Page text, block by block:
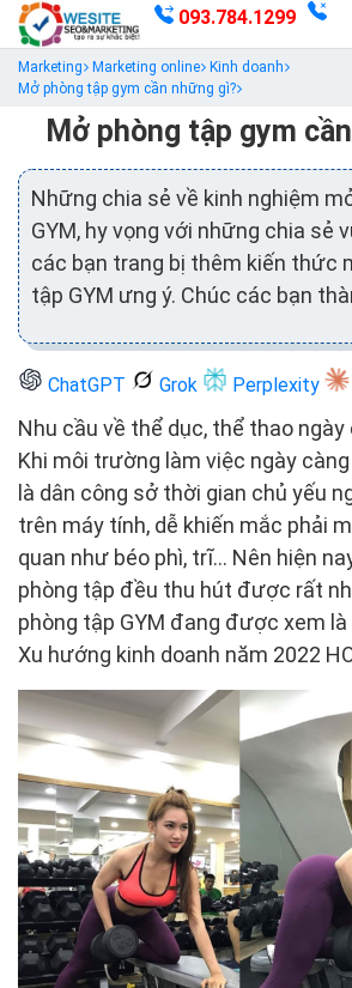
093.784.1299
Marketing Marketing online
Kinh doanh
Mở phòng tập gym cần những gì?
Mở phòng tập gym
Những chia sẻ về kinh nghiệm
GYM, hy vọng với những chia sẻ
các bạn trang bị thêm kiến thức
tập GYM ưng ý. Chúc các bạn
ChatGPT Grok Perplexity
Nhu cầu về thể dục, thể thao
Khi môi trường làm việc ngày
là dân công sở thời gian chủ yếu
trên máy tính, dễ khiến mắc phải
quan như béo phì, trĩ… Nên hiện
phòng tập đều thu hút được rất
phòng tập GYM đang được xem
Xu hướng kinh doanh năm 2022